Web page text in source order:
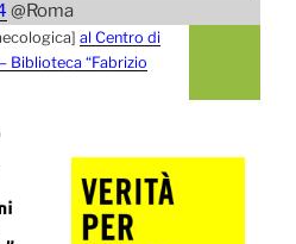
@Roma
al Centro di
Biblioteca “Fabrizio